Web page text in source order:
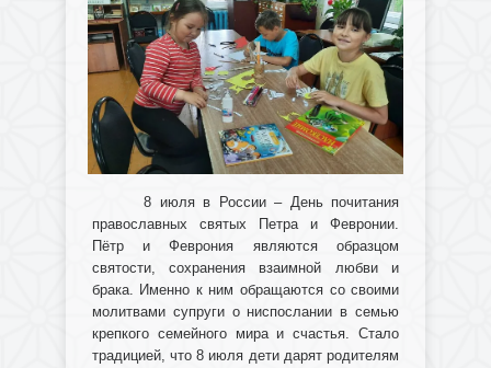
8 июля в России – День почитания
православных святых Петра и Февронии.
Пётр и Феврония являются образцом
святости, сохранения взаимной любви и
брака. Именно к ним обращаются со своими
молитвами супруги о ниспослании в семью
крепкого семейного мира и счастья. Стало
традицией, что 8 июля дети дарят родителям